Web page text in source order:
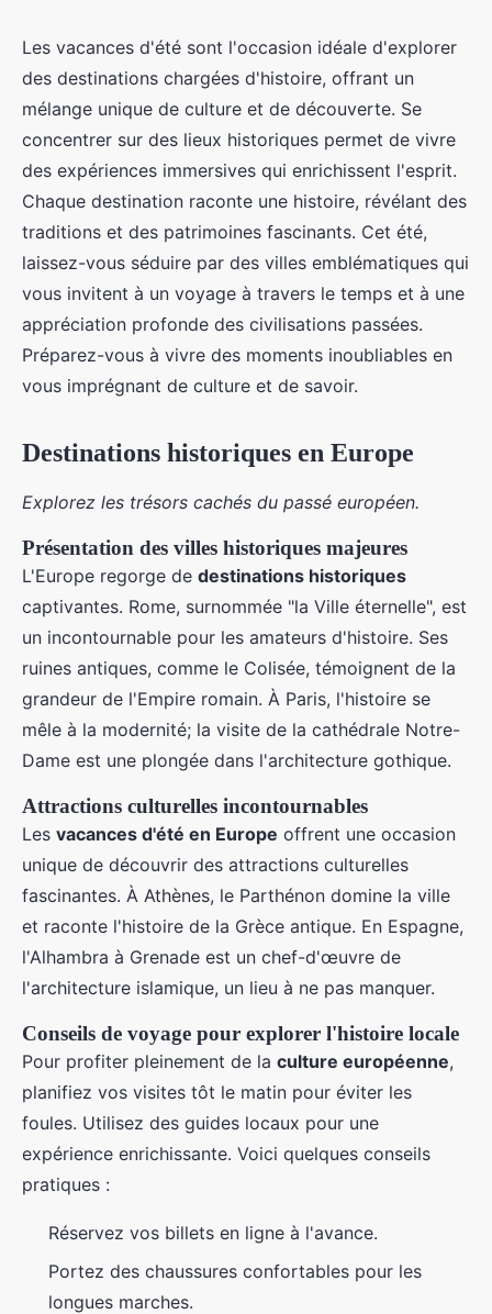
Centraliser la culture :
destinations historiques pour les
vacances d'été
Léo•21 octobre 2024•7 min de lecture
Les vacances d'été sont l'occasion idéale d'explorer
des destinations chargées d'histoire, offrant un
mélange unique de culture et de découverte. Se
concentrer sur des lieux historiques permet de vivre
des expériences immersives qui enrichissent l'esprit.
Chaque destination raconte une histoire, révélant des
traditions et des patrimoines fascinants. Cet été,
laissez-vous séduire par des villes emblématiques qui
vous invitent à un voyage à travers le temps et à une
appréciation profonde des civilisations passées.
Préparez-vous à vivre des moments inoubliables en
vous imprégnant de culture et de savoir.
Destinations historiques en Europe
Explorez les trésors cachés du passé européen.
Présentation des villes historiques majeures
L'Europe regorge de destinations historiques
captivantes. Rome, surnommée "la Ville éternelle", est
un incontournable pour les amateurs d'histoire. Ses
ruines antiques, comme le Colisée, témoignent de la
grandeur de l'Empire romain. À Paris, l'histoire se
mêle à la modernité; la visite de la cathédrale Notre-
Dame est une plongée dans l'architecture gothique.
Attractions culturelles incontournables
Les vacances d'été en Europe offrent une occasion
unique de découvrir des attractions culturelles
fascinantes. À Athènes, le Parthénon domine la ville
et raconte l'histoire de la Grèce antique. En Espagne,
l'Alhambra à Grenade est un chef-d'œuvre de
l'architecture islamique, un lieu à ne pas manquer.
Conseils de voyage pour explorer l'histoire locale
Pour profiter pleinement de la culture européenne,
planifiez vos visites tôt le matin pour éviter les
foules. Utilisez des guides locaux pour une
expérience enrichissante. Voici quelques conseils
pratiques :
Réservez vos billets en ligne à l'avance.
Portez des chaussures confortables pour les
longues marches.